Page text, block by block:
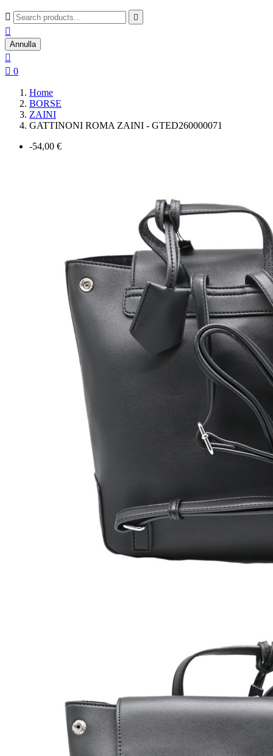
 

Annulla

 0
Home
BORSE
ZAINI
GATTINONI ROMA ZAINI - GTED260000071
-54,00 €